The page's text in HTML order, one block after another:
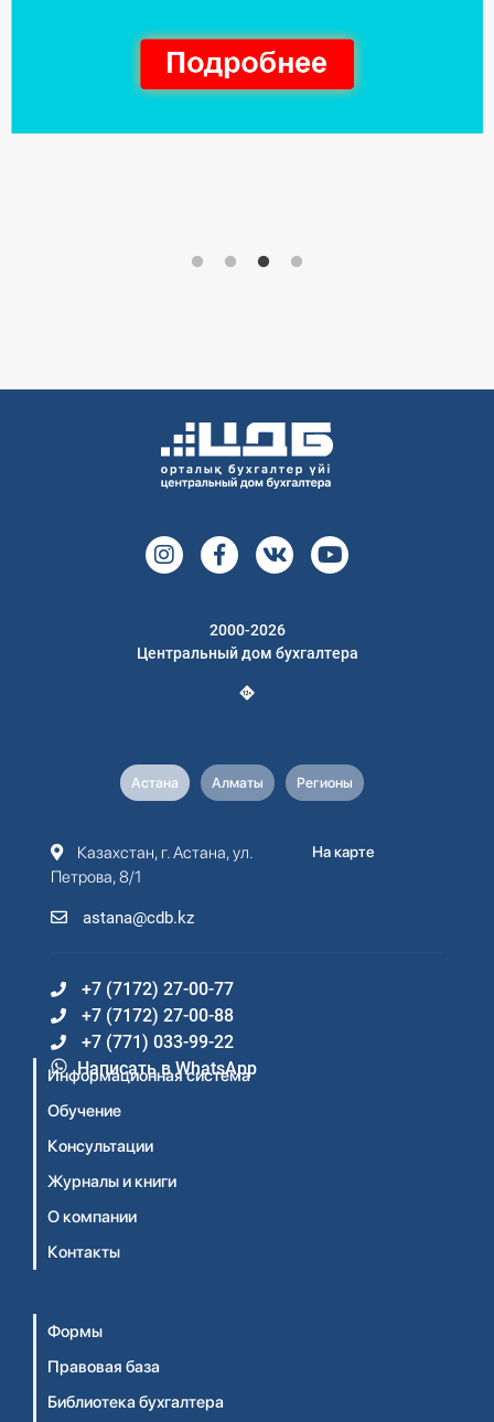
2000-2026
Центральный дом бухгалтера
Астана Алматы Регионы
Казахстан, г. Астана, ул.
Петрова, 8/1
astana@cdb.kz
На карте
+7 (7172) 27-00-77
+7 (7172) 27-00-88
+7 (771) 033-99-22
Написать в WhatsApp
Информационная система
Обучение
Консультации
Журналы и книги
О компании
Контакты
Формы
Правовая база
Библиотека бухгалтера